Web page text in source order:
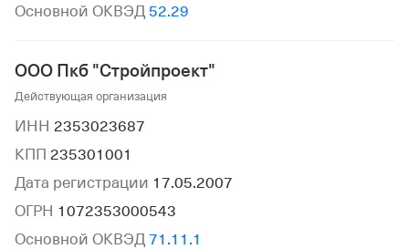
Основной ОКВЭД 52.29
ООО Пкб "Стройпроект"
Действующая организация
ИНН 2353023687
КПП 235301001
Дата регистрации 17.05.2007
ОГРН 1072353000543
Основной ОКВЭД 71.11.1